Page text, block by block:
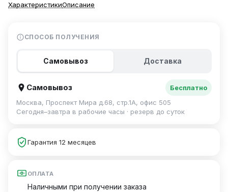
ХарактеристикиОписание
СПОСОБ ПОЛУЧЕНИЯ
Самовывоз Доставка
Самовывоз
Бесплатно
Москва, Проспект Мира д.68, стр.1А, офис 505
Сегодня–завтра в рабочие часы · резерв до суток
Гарантия 12 месяцев
ОПЛАТА
Наличными при получении заказа